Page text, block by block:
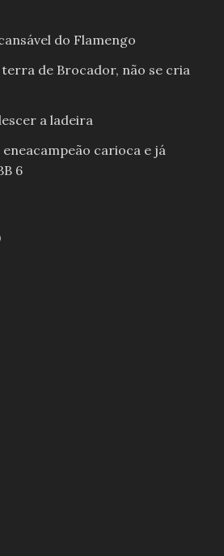
do Flamengo
terra de Brocador, não se cria
a ladeira
eneacampeão carioca e já
6